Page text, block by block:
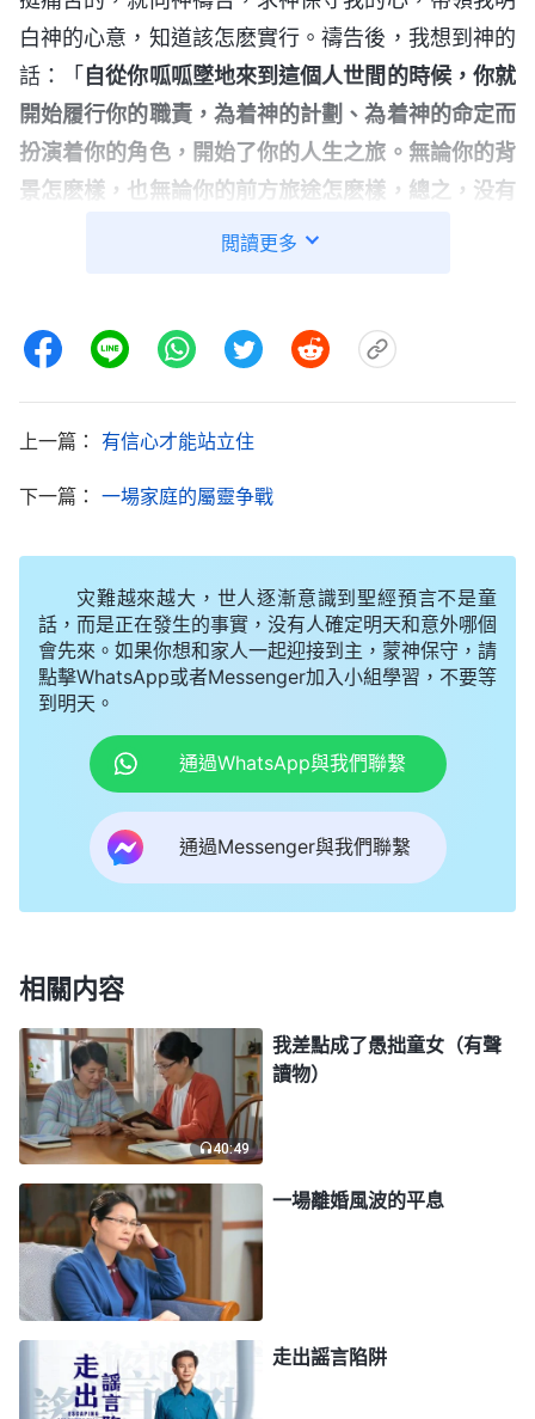
白神的心意，知道該怎麽實行。禱告後，我想到神的
話：「自從你呱呱墜地來到這個人世間的時候，你就
開始履行你的職責，為着神的計劃、為着神的命定而
扮演着你的角色，開始了你的人生之旅。無論你的背
景怎麽樣，也無論你的前方旅途怎麽樣，總之，没有
一個人能逃脱上天的擺布與安排，没有一個人能掌控
的一切生活也都在神的眼目之中，無論你是否相信這
消失，這就是神主宰萬物的方式。
顯現與作工・神是人生命的源頭》
工作都是神命定好的，我不應該擔心顧慮這些，而且
在世上有再好的學歷、工作也不代表就有好的前途命
運，人如果不信神、不接受神的拯救，大灾難降臨了
神面前接受真理蒙神拯救，才有真正的前途。我就對
説了不算。我信神追求真理走的是正道，這條路我走
定了，你不用勸我！」他看我信神的態度堅决就没再
説什麽，關了我一天一夜就把我放回家了。
一回到家，丈夫拿起板凳就要砸我，大兒子把他
都被你丢盡了，孩子的前途早晚得被你毁了。你要是
再信，我就打死你！」看到丈夫的樣子，我心想：
「真是應了那句『夫妻本是同林鳥，大難臨頭各自
飛』啊！因着我信神被抓，涉及到他的利益、臉面，
他就要打我，這哪有一點兒夫妻之情啊？」當時，我
妹妹也在我家，她在一旁附和着説：「你别信了行不
行？再信兩個孩子的前途就被你毁了！」我就跟他們
説：「我信神只是聚會、讀神的話，走的是人生正
道，又没幹壞事，怎麽就影響到孩子的前途了？是共
産黨逼迫信神的人，連家人都不放過，要是以後孩子
閲讀更多
上一篇： 有信心才能站立住
下一篇： 一場家庭的屬靈争戰
灾難越來越大，世人逐漸意識到聖經預言不是童
話，而是正在發生的事實，没有人確定明天和意外哪個
會先來。如果你想和家人一起迎接到主，蒙神保守，請
點擊WhatsApp或者Messenger加入小組學習，不要等
到明天。
通過WhatsApp與我們聯繫
通過Messenger與我們聯繫
相關内容
40:49
我差點成了愚拙童女（有聲
讀物）
一場離婚風波的平息
走出謡言陷阱